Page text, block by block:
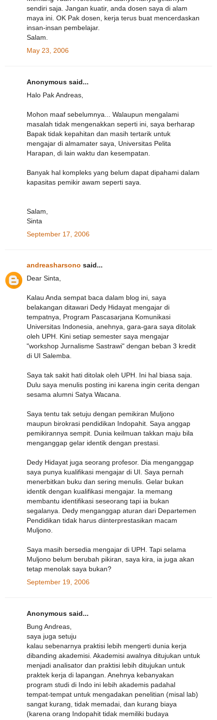
sendiri saja. Jangan kuatir, anda dosen saya di alam
maya ini. OK Pak dosen, kerja terus buat mencerdaskan
insan-insan pembelajar.
Salam.
May 23, 2006
Anonymous said...
Halo Pak Andreas,
Mohon maaf sebelumnya... Walaupun mengalami
masalah tidak mengenakkan seperti ini, saya berharap
Bapak tidak kepahitan dan masih tertarik untuk
mengajar di almamater saya, Universitas Pelita
Harapan, di lain waktu dan kesempatan.
Banyak hal kompleks yang belum dapat dipahami dalam
kapasitas pemikir awam seperti saya.
Salam,
Sinta
September 17, 2006
andreasharsono said...
Dear Sinta,
Kalau Anda sempat baca dalam blog ini, saya
belakangan ditawari Dedy Hidayat mengajar di
tempatnya, Program Pascasarjana Komunikasi
Universitas Indonesia, anehnya, gara-gara saya ditolak
oleh UPH. Kini setiap semester saya mengajar
"workshop Jurnalisme Sastrawi" dengan beban 3 kredit
di UI Salemba.
Saya tak sakit hati ditolak oleh UPH. Ini hal biasa saja.
Dulu saya menulis posting ini karena ingin cerita dengan
sesama alumni Satya Wacana.
Saya tentu tak setuju dengan pemikiran Muljono
maupun birokrasi pendidikan Indopahit. Saya anggap
pemikirannya sempit. Dunia keilmuan takkan maju bila
menganggap gelar identik dengan prestasi.
Dedy Hidayat juga seorang profesor. Dia menganggap
saya punya kualifikasi mengajar di UI. Saya pernah
menerbitkan buku dan sering menulis. Gelar bukan
identik dengan kualifikasi mengajar. Ia memang
membantu identifikasi seseorang tapi ia bukan
segalanya. Dedy menganggap aturan dari Departemen
Pendidikan tidak harus diinterprestasikan macam
Muljono.
Saya masih bersedia mengajar di UPH. Tapi selama
Muljono belum berubah pikiran, saya kira, ia juga akan
tetap menolak saya bukan?
September 19, 2006
Anonymous said...
Bung Andreas,
saya juga setuju
kalau sebenarnya praktisi lebih mengerti dunia kerja
dibanding akademisi. Akademisi awalnya ditujukan untuk
menjadi analisator dan praktisi lebih ditujukan untuk
praktek kerja di lapangan. Anehnya kebanyakan
program studi di Indo ini lebih akademis padahal
tempat-tempat untuk mengadakan penelitian (misal lab)
sangat kurang, tidak memadai, dan kurang biaya
(karena orang Indopahit tidak memiliki budaya